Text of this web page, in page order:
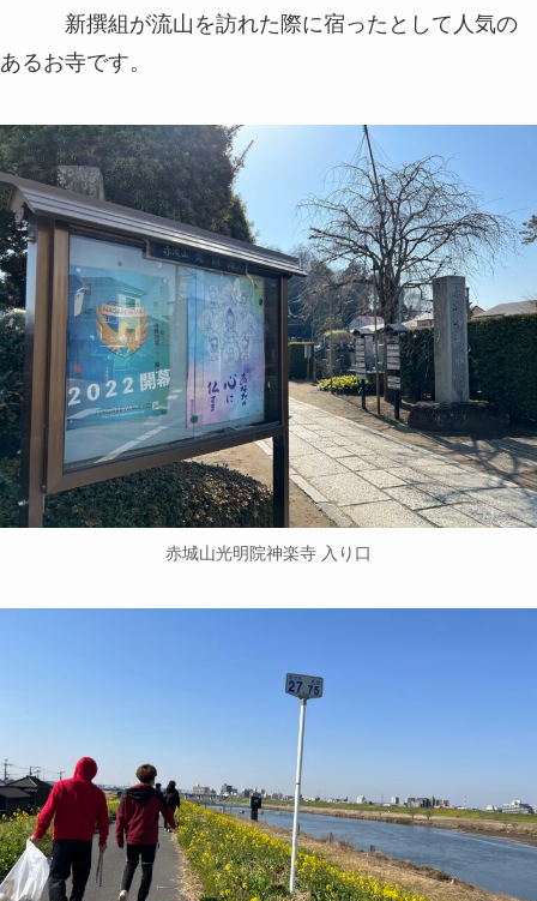
新撰組が流山を訪れた際に宿ったとして人気の
あるお寺です。
赤城山光明院神楽寺 入り口